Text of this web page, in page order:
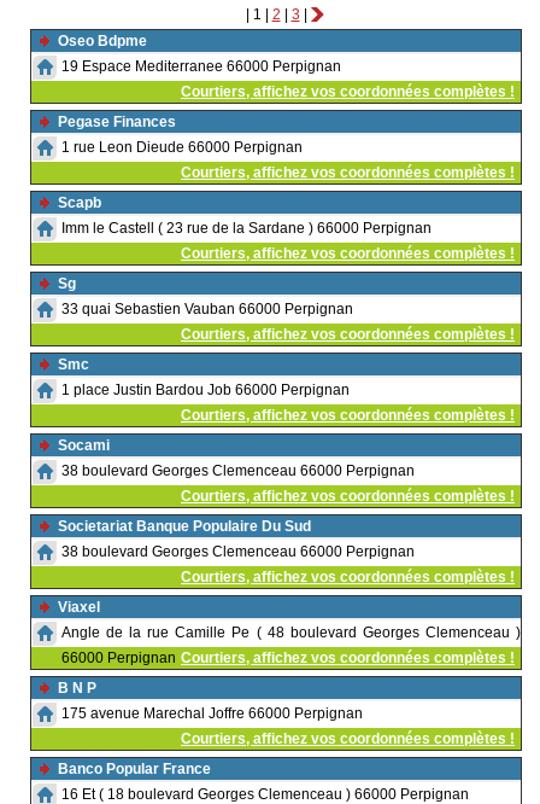
1 2 3
Oseo Bdpme
19 Espace Mediterranee 66000 Perpignan
Courtiers, affichez vos coordonnées complètes !
Pegase Finances
1 rue Leon Dieude 66000 Perpignan
Courtiers, affichez vos coordonnées complètes !
Scapb
Imm le Castell ( 23 rue de la Sardane ) 66000 Perpignan
Courtiers, affichez vos coordonnées complètes !
Sg
33 quai Sebastien Vauban 66000 Perpignan
Courtiers, affichez vos coordonnées complètes !
Smc
1 place Justin Bardou Job 66000 Perpignan
Courtiers, affichez vos coordonnées complètes !
Socami
38 boulevard Georges Clemenceau 66000 Perpignan
Courtiers, affichez vos coordonnées complètes !
Societariat Banque Populaire Du Sud
38 boulevard Georges Clemenceau 66000 Perpignan
Courtiers, affichez vos coordonnées complètes !
Viaxel
Angle de la rue Camille Pe ( 48 boulevard Georges Clemenceau )
66000 Perpignan Courtiers, affichez vos coordonnées complètes !
B N P
175 avenue Marechal Joffre 66000 Perpignan
Courtiers, affichez vos coordonnées complètes !
Banco Popular France
16 Et ( 18 boulevard Georges Clemenceau ) 66000 Perpignan